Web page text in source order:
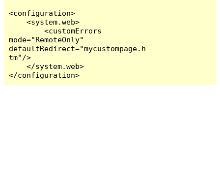
<configuration>
    <system.web>
        <customErrors
mode="RemoteOnly"
defaultRedirect="mycustompage.h
tm"/>
    </system.web>
</configuration>